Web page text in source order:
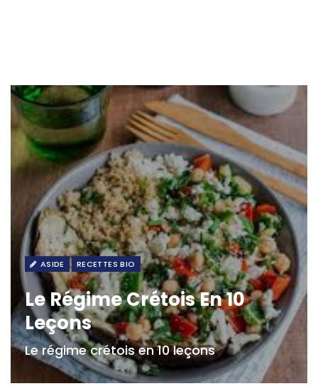
ASIDE RECETTES BIO
Le Régime Crétois En 10
Leçons
Le régime crétois en 10 leçons